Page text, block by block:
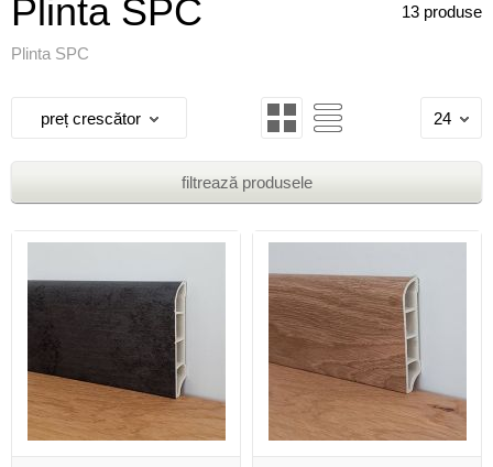
Plinta SPC 13 produse
Plinta SPC
preț crescător 24
filtrează produsele